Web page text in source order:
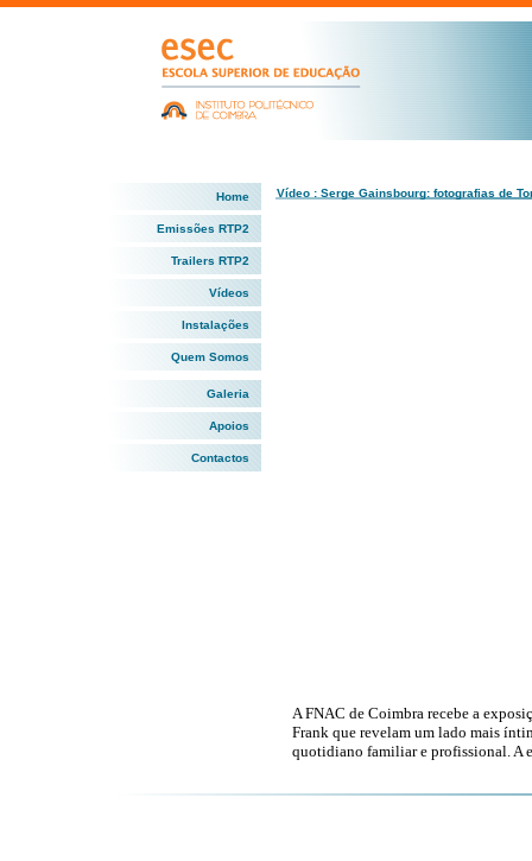
Home
Emissões RTP2
Trailers RTP2
Vídeos
Instalações
Quem Somos
Galeria
Apoios
Contactos
Vídeo : Serge Gainsbourg: fotografias de
A FNAC de Coimbra recebe a
Frank que revelam um lado mais
quotidiano familiar e profissional. A